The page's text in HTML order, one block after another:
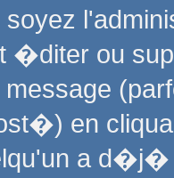
soyez
�diter ou
en
a